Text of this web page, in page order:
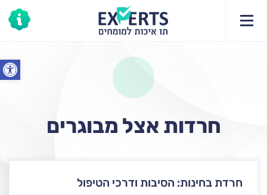
פתח
חרדות אצל מבוגרים
חרדת בחינות: הסיבות ודרכי הטיפול